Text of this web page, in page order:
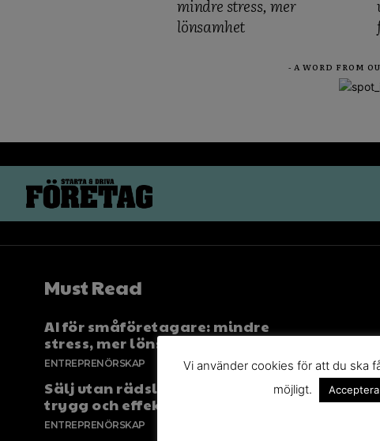
mindre stress, mer
lönsamhet
- A WORD FROM
Must Read
AI för småföretagare: mindre
stress, mer lönsamhet
ENTREPRENÖRSKAP
Sälj utan rädsla – Michels väg till
trygg och effektiv försäljning
ENTREPRENÖRSKAP
Vi använder cookies för att du ska
möjligt.
Acceptera